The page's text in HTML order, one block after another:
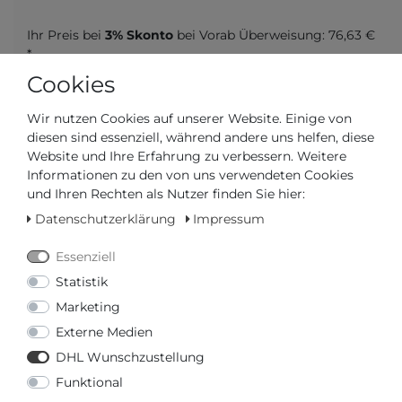
Ihr Preis bei 3% Skonto bei Vorab Überweisung: 76,63 €
*
Frage zum Artikel
IN DEN WARENKORB
* inkl. ges. MwSt. zzgl.
Cookies
Wir nutzen Cookies auf unserer Website. Einige von
diesen sind essenziell, während andere uns helfen, diese
Website und Ihre Erfahrung zu verbessern. Weitere
Informationen zu den von uns verwendeten Cookies
und Ihren Rechten als Nutzer finden Sie hier:
Datenschutzerklärung
Impressum
Essenziell
Statistik
Marketing
Externe Medien
DHL Wunschzustellung
Funktional